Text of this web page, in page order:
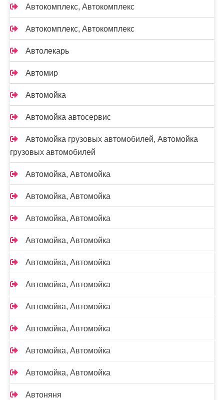
Автокомплекс, Автокомплекс
Автокомплекс, Автокомплекс
Автолекарь
Автомир
Автомойка
Автомойка автосервис
Автомойка грузовых автомобилей, Автомойка
грузовых автомобилей
Автомойка, Автомойка
Автомойка, Автомойка
Автомойка, Автомойка
Автомойка, Автомойка
Автомойка, Автомойка
Автомойка, Автомойка
Автомойка, Автомойка
Автомойка, Автомойка
Автомойка, Автомойка
Автомойка, Автомойка
Автоняня